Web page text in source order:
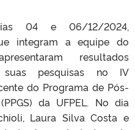
04 e 06/12/2024,
integram a equipe do
resultados
pesquisas no IV
do Programa de Pós-
da UFPEL. No dia
Laura Silva Costa e